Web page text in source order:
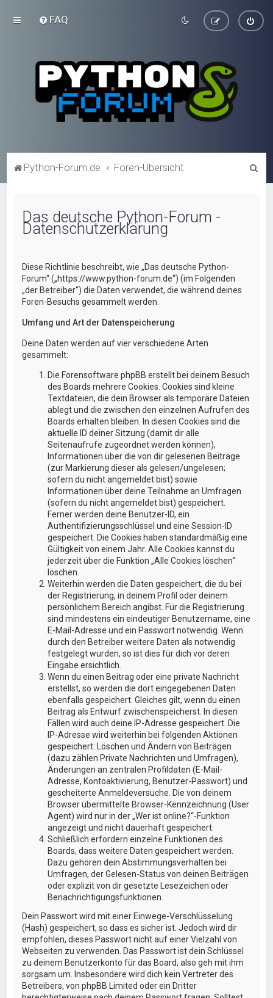
FAQ
Python-Forum.de Foren-Übersicht
Das deutsche Python-Forum -
Datenschutzerklärung
Diese Richtlinie beschreibt, wie „Das deutsche Python-
Forum“ („https://www.python-forum.de“) (im Folgenden
„der Betreiber“) die Daten verwendet, die während deines
Foren-Besuchs gesammelt werden.
Umfang und Art der Datenspeicherung
Deine Daten werden auf vier verschiedene Arten
gesammelt:
Die Forensoftware phpBB erstellt bei deinem Besuch
des Boards mehrere Cookies. Cookies sind kleine
Textdateien, die dein Browser als temporäre Dateien
ablegt und die zwischen den einzelnen Aufrufen des
Boards erhalten bleiben. In diesen Cookies sind die
aktuelle ID deiner Sitzung (damit dir alle
Seitenaufrufe zugeordnet werden können),
Informationen über die von dir gelesenen Beiträge
(zur Markierung dieser als gelesen/ungelesen;
sofern du nicht angemeldet bist) sowie
Informationen über deine Teilnahme an Umfragen
(sofern du nicht angemeldet bist) gespeichert.
Ferner werden deine Benutzer-ID, ein
Authentifizierungsschlüssel und eine Session-ID
gespeichert. Die Cookies haben standardmäßig eine
Gültigkeit von einem Jahr. Alle Cookies kannst du
jederzeit über die Funktion „Alle Cookies löschen“
löschen.
Weiterhin werden die Daten gespeichert, die du bei
der Registrierung, in deinem Profil oder deinem
persönlichem Bereich angibst. Für die Registrierung
sind mindestens ein eindeutiger Benutzername, eine
E-Mail-Adresse und ein Passwort notwendig. Wenn
durch den Betreiber weitere Daten als notwendig
festgelegt wurden, so ist dies für dich vor deren
Eingabe ersichtlich.
Wenn du einen Beitrag oder eine private Nachricht
erstellst, so werden die dort eingegebenen Daten
ebenfalls gespeichert. Gleiches gilt, wenn du einen
Beitrag als Entwurf zwischenspeicherst. In diesen
Fällen wird auch deine IP-Adresse gespeichert. Die
IP-Adresse wird weiterhin bei folgenden Aktionen
gespeichert: Löschen und Ändern von Beiträgen
(dazu zählen Private Nachrichten und Umfragen),
Änderungen an zentralen Profildaten (E-Mail-
Adresse, Kontoaktivierung, Benutzer-Passwort) und
gescheiterte Anmeldeversuche. Die von deinem
Browser übermittelte Browser-Kennzeichnung (User
Agent) wird nur in der „Wer ist online?“-Funktion
angezeigt und nicht dauerhaft gespeichert.
Schließlich erfordern einzelne Funktionen des
Boards, dass weitere Daten gespeichert werden.
Dazu gehören dein Abstimmungsverhalten bei
Umfragen, der Gelesen-Status von deinen Beiträgen
oder explizit von dir gesetzte Lesezeichen oder
Benachrichtigungsfunktionen.
Dein Passwort wird mit einer Einwege-Verschlüsselung
(Hash) gespeichert, so dass es sicher ist. Jedoch wird dir
empfohlen, dieses Passwort nicht auf einer Vielzahl von
Webseiten zu verwenden. Das Passwort ist dein Schlüssel
zu deinem Benutzerkonto für das Board, also geh mit ihm
sorgsam um. Insbesondere wird dich kein Vertreter des
Betreibers, von phpBB Limited oder ein Dritter